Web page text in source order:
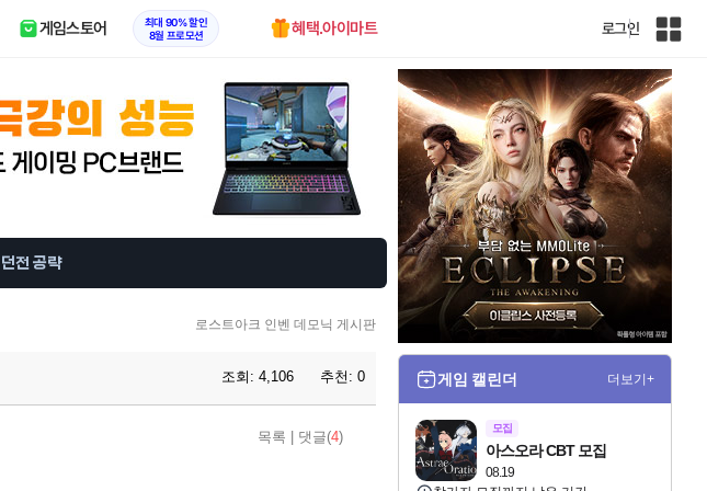
게임스토어
최대 90% 할인
8월 프로모션
혜택.아이마트 로그인
인
전
체
사
이
트
맵
던전 공략
로스트아크 인벤 데모닉 게시판
조회: 4,106 추천: 0
목록 댓글(4)
게임 캘린더 더보기+
모집
08.19
아스오라 CBT 모집